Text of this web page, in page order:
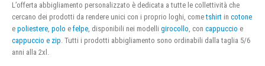
L’offerta abbigliamento personalizzato è dedicata a tutte le collettività che
cercano dei prodotti da rendere unici con i proprio loghi, cometshirt in cotone
e poliestere, polo e felpe, disponibili nei modelli girocollo, con cappuccio e
cappuccio e zip. Tutti i prodotti abbigliamento sono ordinabili dalla taglia 5/6
anni alla 2xl.